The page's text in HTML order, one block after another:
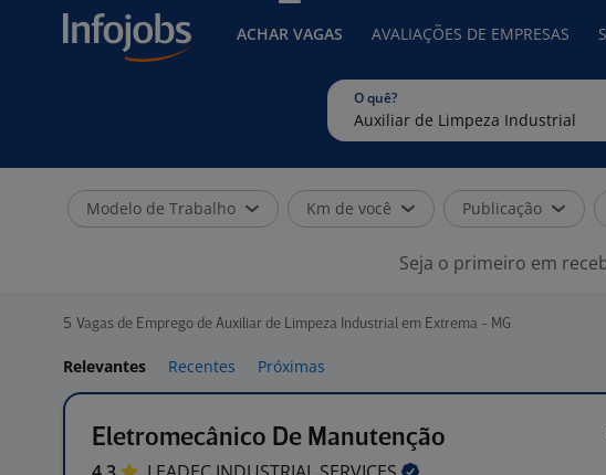
ACHAR VAGAS AVALIAÇÕES DE EMPRESAS
O quê?
Modelo de Trabalho Km de você Publicação
Seja o primeiro em
5 Vagas de Emprego de Auxiliar de Limpeza Industrial em Extrema - MG
Relevantes Recentes Próximas
Eletromecânico De Manutenção